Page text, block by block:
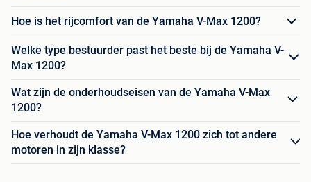
Hoe is het rijcomfort van de Yamaha V-Max 1200?
Welke type bestuurder past het beste bij de Yamaha V-
Max 1200?
Wat zijn de onderhoudseisen van de Yamaha V-Max
1200?
Hoe verhoudt de Yamaha V-Max 1200 zich tot andere
motoren in zijn klasse?